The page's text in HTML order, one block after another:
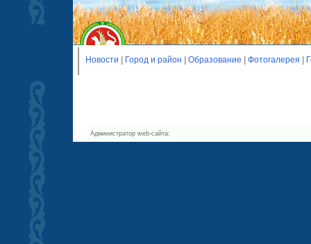
Новости Город и район Образование Фотогалерея
Администратор web-сайта: